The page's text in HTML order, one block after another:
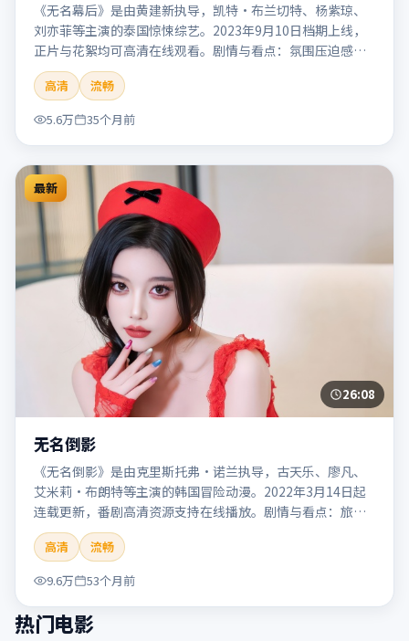
《无名幕后》是由黄建新执导，凯特·布兰切特、杨紫琼、
刘亦菲等主演的泰国惊悚综艺。2023年9月10日档期上线，
正片与花絮均可高清在线观看。剧情与看点：氛围压迫感
强，节奏紧张，适合追求刺激观影体验的观众。本片适合检
索「无名幕后」「黄建新」「惊悚」「泰国」「2023」
「2023-09-10上映」等关键词的影迷阅读简介与主创信息。
高清
流畅
5.6万
35个月前
最新
26:08
无名倒影
《无名倒影》是由克里斯托弗·诺兰执导，古天乐、廖凡、
艾米莉·布朗特等主演的韩国冒险动漫。2022年3月14日起
连载更新，番剧高清资源支持在线播放。剧情与看点：旅程
险象环生，奇观与友情并行，带来沉浸式探险体验。本片适
合检索「无名倒影」「克里斯托弗·诺兰」「冒险」「韩
国」「2022」「2022-03-14上映」等关键词的影迷阅读简介
与主创信息。
高清
流畅
9.6万
53个月前
热门电影